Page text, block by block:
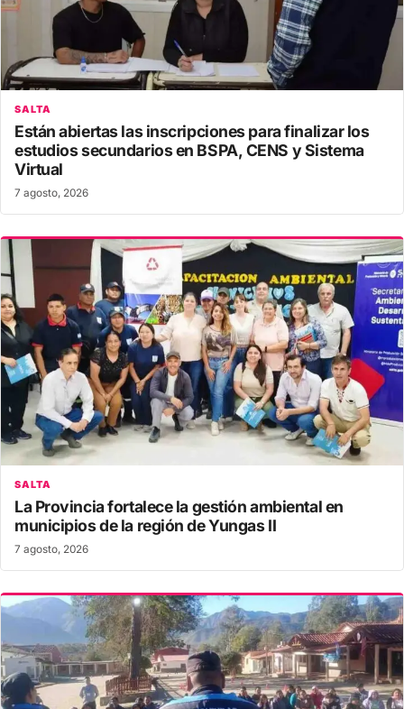
SALTA
Están abiertas las inscripciones para finalizar los
estudios secundarios en BSPA, CENS y Sistema
Virtual
7 agosto, 2026
SALTA
La Provincia fortalece la gestión ambiental en
municipios de la región de Yungas II
7 agosto, 2026